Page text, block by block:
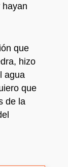
hayan
que
hizo
agua
que
de la